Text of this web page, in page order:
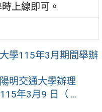
上線即可。
學115年3月期間舉辦
明交通大學辦理
年3月9 日（ ...